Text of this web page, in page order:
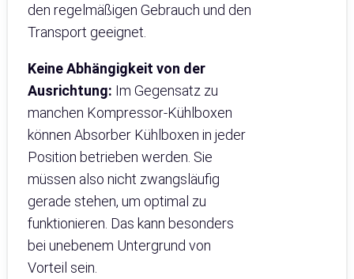
den regelmäßigen Gebrauch und den
Transport geeignet.
Keine Abhängigkeit von der
Ausrichtung: Im Gegensatz zu
manchen Kompressor-Kühlboxen
können Absorber Kühlboxen in jeder
Position betrieben werden. Sie
müssen also nicht zwangsläufig
gerade stehen, um optimal zu
funktionieren. Das kann besonders
bei unebenem Untergrund von
Vorteil sein.